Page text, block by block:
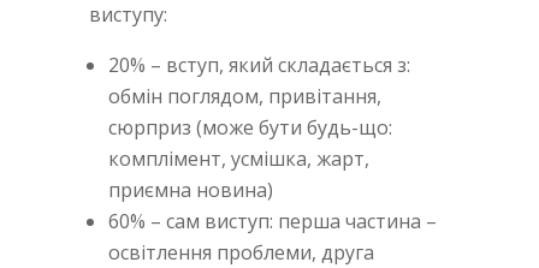
виступу:
20% – вступ, який складається з:
обмін поглядом, привітання,
сюрприз (може бути будь-що:
комплімент, усмішка, жарт,
приємна новина)
60% – сам виступ: перша частина –
освітлення проблеми, друга